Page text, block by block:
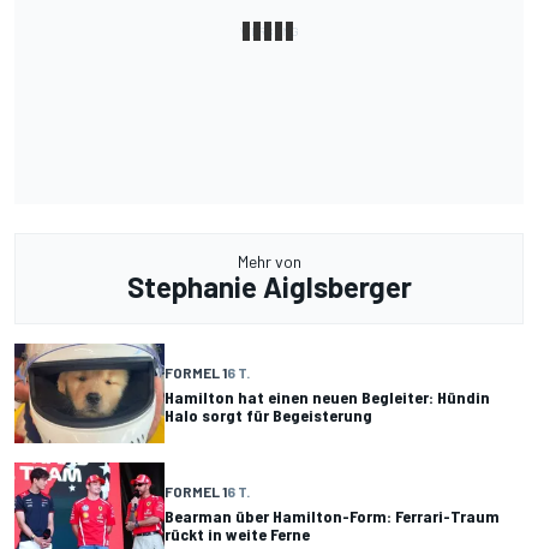
Mehr von
Stephanie Aiglsberger
FORMEL 16 T.
Hamilton hat einen neuen Begleiter: Hündin
Halo sorgt für Begeisterung
FORMEL 16 T.
Bearman über Hamilton-Form: Ferrari-Traum
rückt in weite Ferne